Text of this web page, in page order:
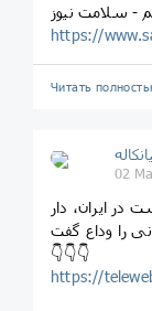
- سلامت نیوز
https://
Читать
02
ایران، دار
را وداع گفت
👇👇👇
https://